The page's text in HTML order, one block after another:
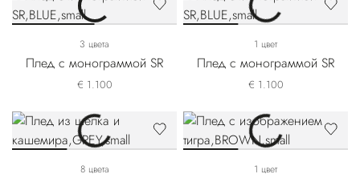
3 цвета
Плед с монограммой SR
€ 1.100
1 цвет
Плед с монограммой SR
€ 1.100
8 цвета 1 цвет